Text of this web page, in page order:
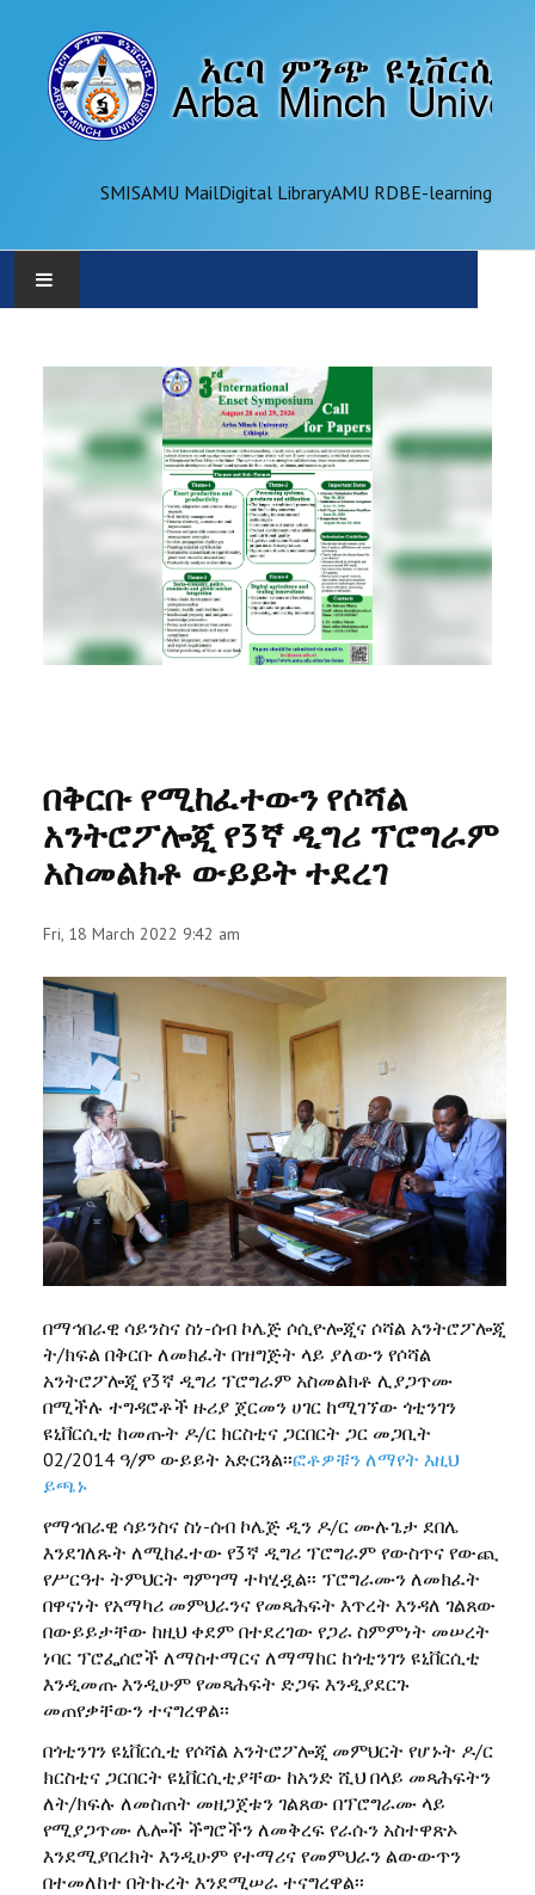
SMISAMU MailDigital LibraryAMU RDBE-learning
ADMINISTRATION
OFFICES
REGISTRAR
PARTNERSHIP
በቅርቡ የሚከፈተውን የሶሻል
አንትሮፖሎጂ የ3ኛ ዲግሪ ፕሮግራም
አስመልክቶ ውይይት ተደረገ
Fri, 18 March 2022 9:42 am
በማኅበራዊ ሳይንስና ስነ-ሰብ ኮሌጅ ሶሲዮሎጂና ሶሻል አንትሮፖሎጂ
ት/ክፍል በቅርቡ ለመክፈት በዝግጅት ላይ ያለውን የሶሻል
አንትሮፖሎጂ የ3ኛ ዲግሪ ፕሮግራም አስመልክቶ ሊያጋጥሙ
በሚችሉ ተግዳሮቶች ዙሪያ ጀርመን ሀገር ከሚገኘው ጎቲንገን
ዩኒቨርሲቲ ከመጡት ዶ/ር ክርስቲና ጋርበርት ጋር መጋቢት
02/2014 ዓ/ም ውይይት አድርጓል፡፡ፎቶዎቹን ለማየት እዚህ
ይጫኑ
የማኅበራዊ ሳይንስና ስነ-ሰብ ኮሌጅ ዲን ዶ/ር ሙሉጌታ ደበሌ
እንደገለጹት ለሚከፈተው የ3ኛ ዲግሪ ፕሮግራም የውስጥና የውጪ
የሥርዓተ ትምህርት ግምገማ ተካሂዷል፡፡ ፕሮግራሙን ለመክፈት
በዋናነት የአማካሪ መምህራንና የመጻሕፍት እጥረት እንዳለ ገልጸው
በውይይታቸው ከዚህ ቀደም በተደረገው የጋራ ስምምነት መሠረት
ነባር ፕሮፌሰሮች ለማስተማርና ለማማከር ከጎቲንገን ዩኒቨርሲቲ
እንዲመጡ እንዲሁም የመጻሕፍት ድጋፍ እንዲያደርጉ
መጠየቃቸውን ተናግረዋል፡፡
በጎቲንገን ዩኒቨርሲቲ የሶሻል አንትሮፖሎጂ መምህርት የሆኑት ዶ/ር
ክርስቲና ጋርበርት ዩኒቨርሲቲያቸው ከአንድ ሺህ በላይ መጻሕፍትን
ለት/ክፍሉ ለመስጠት መዘጋጀቱን ገልጸው በፕሮግራሙ ላይ
የሚያጋጥሙ ሌሎች ችግሮችን ለመቅረፍ የራሱን አስተዋጽኦ
እንደሚያበረክት እንዲሁም የተማሪና የመምህራን ልውውጥን
በተመለከተ በትኩረት እንደሚሠራ ተናግረዋል፡፡